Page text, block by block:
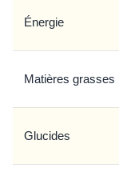
Énergie
Matières grasses
Glucides